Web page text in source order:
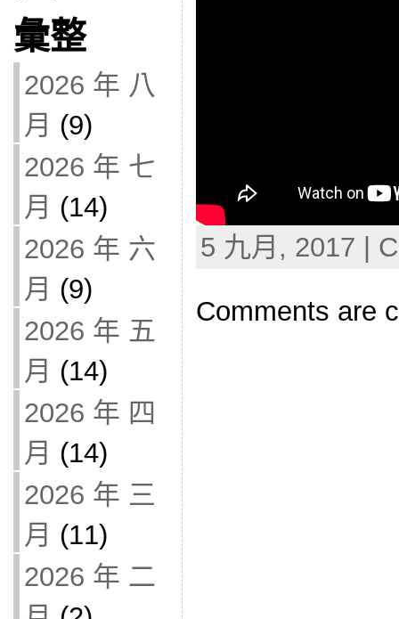
彙整
2026 年 八
月 (9)
2026 年 七
月 (14)
2026 年 六
月 (9)
2026 年 五
月 (14)
2026 年 四
月 (14)
2026 年 三
月 (11)
2026 年 二
5 九月, 2017 |
Comments are